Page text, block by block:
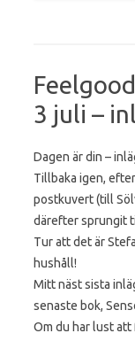
3 juli –
Dagen är din –
Tillbaka igen,
postkuvert (till
därefter sprungit
Tur att det är
hushåll!
Mitt näst sista
senaste bok,
Om du har lust